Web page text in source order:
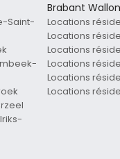
Saint-
Brabant Wallon
Locations
Locations
Locations
Locations
Locations
Locations